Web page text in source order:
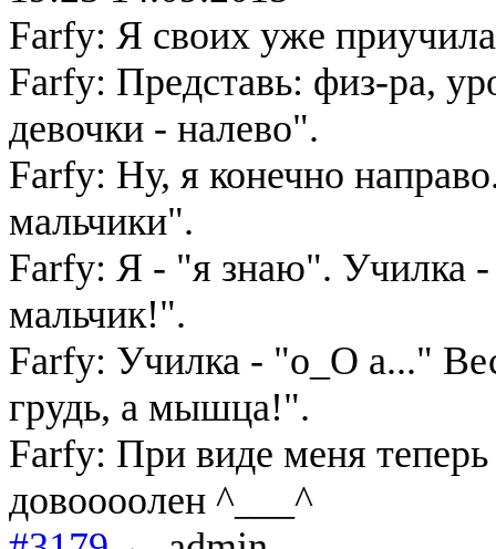
Farfy: Я своих уже
Farfy: Представь: физ-ра,
девочки - налево".
Farfy: Ну, я конечно
мальчики".
Farfy: Я - "я знаю". Училка
мальчик!".
Farfy: Училка - "о_О а..."
грудь, а мышца!".
Farfy: При виде меня теперь
довоооолен ^___^